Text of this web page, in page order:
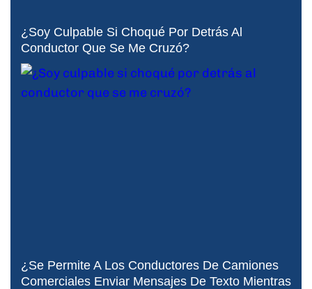
¿Soy Culpable Si Choqué Por Detrás Al
Conductor Que Se Me Cruzó?
¿Se Permite A Los Conductores De Camiones
Comerciales Enviar Mensajes De Texto Mientras